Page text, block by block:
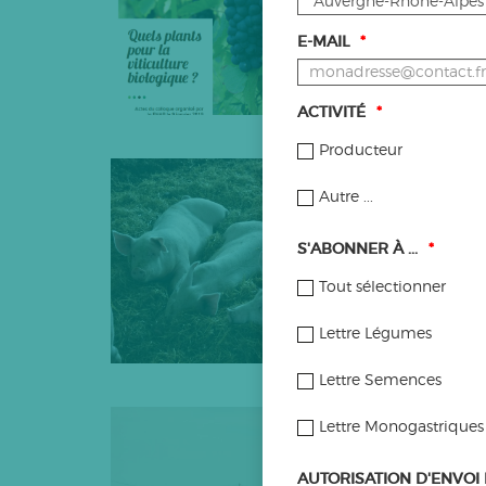
FNAB organisait en
SEVREUR ET
Extrait du guide
bâtiment dans les
VARIÉTÉS DE
CATALOGUE
E-MAIL *
ACTIVITÉ *
Producteur
Autre ...
S'ABONNER À ... *
Tout sélectionner
Lettre Légumes
Lettre Semences
Lettre Monogastriques
AUTORISATION D'ENVOI